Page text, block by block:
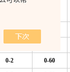
0.1-0.6
0-2
0-2 0-60